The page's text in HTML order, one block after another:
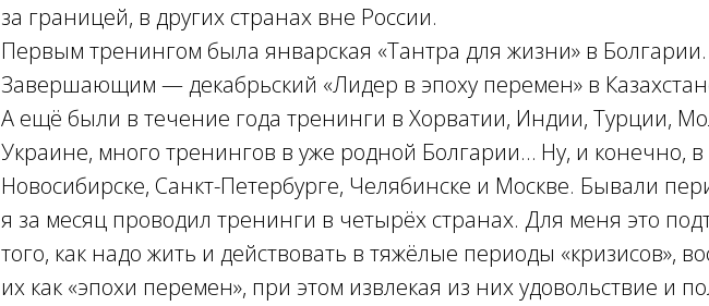
за границей, в других странах вне России.
Первым тренингом была январская «Тантра для жизни» в Болгарии.
Завершающим — декабрьский «Лидер в эпоху перемен» в
А ещё были в течение года тренинги в Хорватии, Индии, Турции,
Украине, много тренингов в уже родной Болгарии… Ну, и конечно, в
Новосибирске, Санкт-Петербурге, Челябинске и Москве. Бывали
я за месяц проводил тренинги в четырёх странах. Для меня это
того, как надо жить и действовать в тяжёлые периоды «кризисов»,
их как «эпохи перемен», при этом извлекая из них удовольствие и